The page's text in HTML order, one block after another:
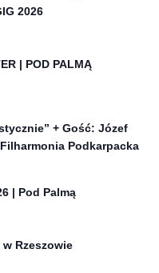
2026
| POD PALMĄ
+ Gość: Józef
Podkarpacka
| Pod Palmą
Rzeszowie